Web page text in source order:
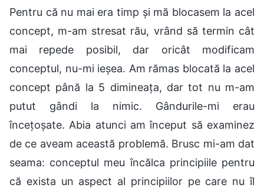
Pentru că nu mai era timp și mă blocasem la acel
concept, m-am stresat rău, vrând să termin cât
mai repede posibil, dar oricât modificam
conceptul, nu-mi ieșea. Am rămas blocată la acel
concept până la 5 dimineața, dar tot nu m-am
putut gândi la nimic. Gândurile-mi erau
încețoșate. Abia atunci am început să examinez
de ce aveam această problemă. Brusc mi-am dat
seama: conceptul meu încălca principiile pentru
că exista un aspect al principiilor pe care nu îl